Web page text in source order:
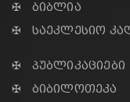
✠ ბიბლია
✠ საეკლესიო
✠ პუბლიკაციები
✠ ბიბილოთეკა